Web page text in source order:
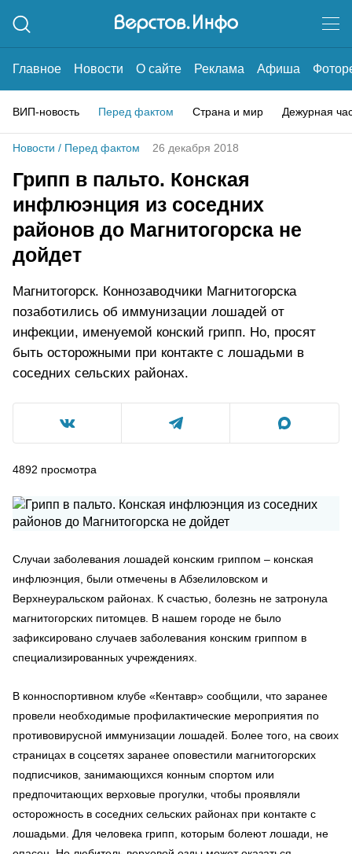
Главное Новости О сайте Реклама Афиша
ВИП-новость Перед фактом Страна и мир Дежурная
Новости / Перед фактом 26 декабря 2018
Грипп в пальто. Конская
инфлюэнция из соседних
районов до Магнитогорска не
дойдет
Магнитогорск. Коннозаводчики Магнитогорска
позаботились об иммунизации лошадей от
инфекции, именуемой конский грипп. Но, просят
быть осторожными при контакте с лошадьми в
соседних сельских районах.
4892 просмотра
Случаи заболевания лошадей конским гриппом – конская
инфлюэнция, были отмечены в Абзелиловском и
Верхнеуральском районах. К счастью, болезнь не затронула
магнитогорских питомцев. В нашем городе не было
зафиксировано случаев заболевания конским гриппом в
специализированных учреждениях.
В конноспортивном клубе «Кентавр» сообщили, что заранее
провели необходимые профилактические мероприятия по
противовирусной иммунизации лошадей. Более того, на своих
страницах в соцсетях заранее оповестили магнитогорских
подписчиков, занимающихся конным спортом или
предпочитающих верховые прогулки, чтобы проявляли
осторожность в соседних сельских районах при контакте с
лошадьми. Для человека грипп, которым болеют лошади, не